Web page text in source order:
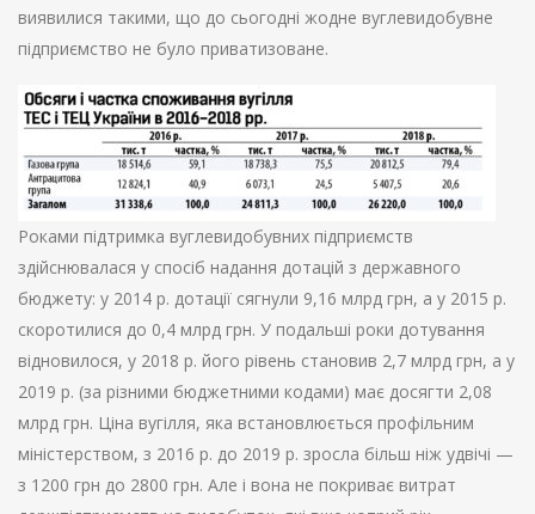
виявилися такими, що до сьогодні жодне вуглевидобувне
підприємство не було приватизоване.
Роками підтримка вуглевидобувних підприємств
здійснювалася у спосіб надання дотацій з державного
бюджету: у 2014 р. дотації сягнули 9,16 млрд грн, а у 2015 р.
скоротилися до 0,4 млрд грн. У подальші роки дотування
відновилося, у 2018 р. його рівень становив 2,7 млрд грн, а у
2019 р. (за різними бюджетними кодами) має досягти 2,08
млрд грн. Ціна вугілля, яка встановлюється профільним
міністерством, з 2016 р. до 2019 р. зросла більш ніж удвічі —
з 1200 грн до 2800 грн. Але і вона не покриває витрат